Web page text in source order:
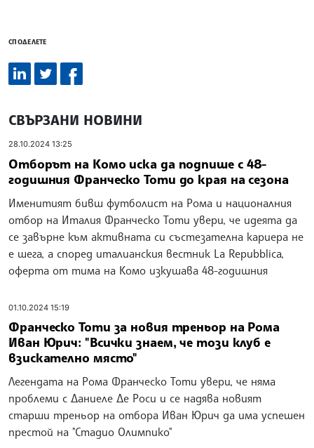
СПОДЕЛЕТЕ
СВЪРЗАНИ НОВИНИ
28.10.2024 13:25
Отборът на Комо иска да подпише с 48-
годишния Франческо Тоти до края на сезона
Именитият бивш футболист на Рома и националния
отбор на Италия Франческо Тоти увери, че идеята да
се завърне към активната си състезателна кариера не
е шега, а според италианския вестник La Repubblica,
оферта от тима на Комо изкушава 48-годишния
01.10.2024 15:19
Франческо Тоти за новия треньор на Рома
Иван Юрич: "Всички знаем, че този клуб е
взискателно място"
Легендата на Рома Франческо Тоти увери, че няма
проблеми с Даниеле Де Роси и се надява новият
старши треньор на отбора Иван Юрич да има успешен
престой на "Стадио Олимпико"